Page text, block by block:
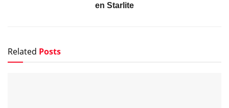
en Starlite
Related Posts